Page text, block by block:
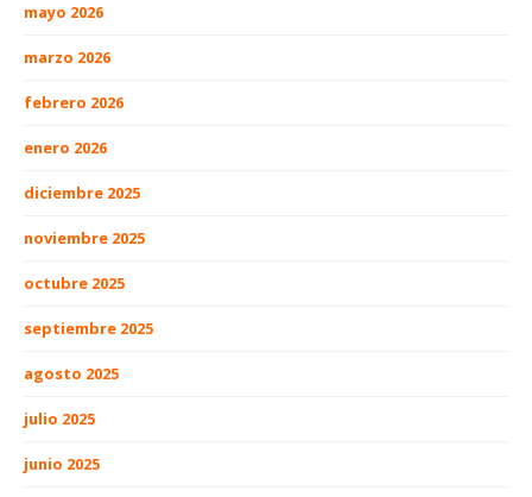
mayo 2026
marzo 2026
febrero 2026
enero 2026
diciembre 2025
noviembre 2025
octubre 2025
septiembre 2025
agosto 2025
julio 2025
junio 2025